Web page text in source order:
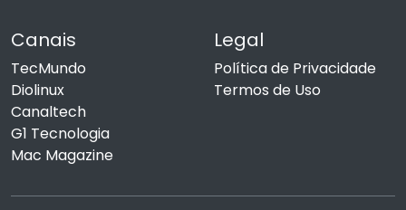
Canais
TecMundo
Diolinux
Canaltech
G1 Tecnologia
Mac Magazine
Legal
Política de Privacidade
Termos de Uso